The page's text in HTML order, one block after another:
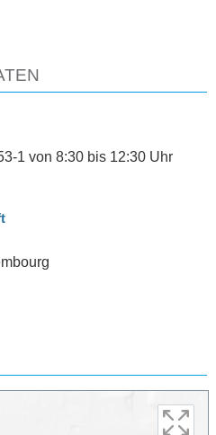
1 von 8:30 bis 12:30 Uhr